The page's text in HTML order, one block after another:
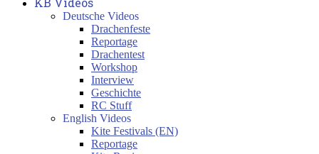
Deutsche Videos
Drachenfeste
Reportage
Drachentest
Workshop
Interview
Geschichte
RC Stuff
English Videos
Kite Festivals (EN)
Reportage